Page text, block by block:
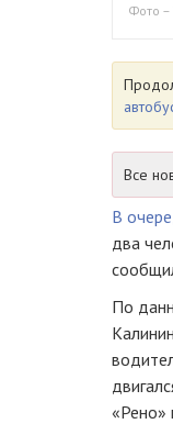
Фото
Все
В
два
По
«Рено»